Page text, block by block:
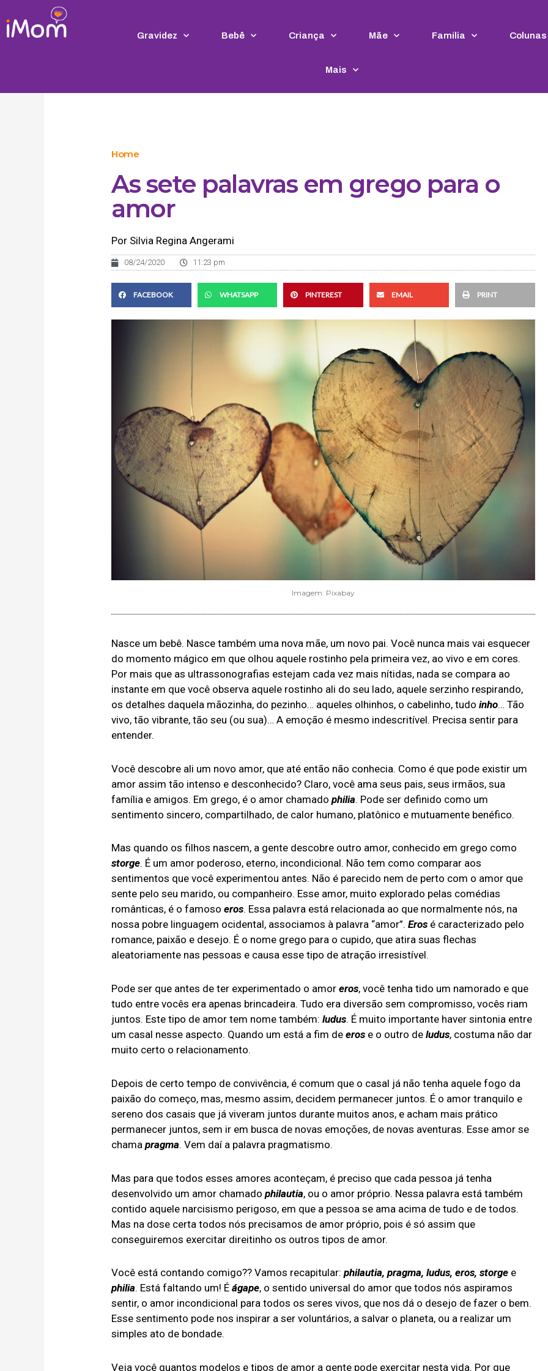
para
Gravidez Bebê Criança Mãe Família Colunas
Mais
Home
As sete palavras em grego para o
amor
Por Silvia Regina Angerami
08/24/2020 11:23 pm
FACEBOOK WHATSAPP PINTEREST EMAIL PRINT
Imagem: Pixabay
Nasce um bebê. Nasce também uma nova mãe, um novo pai. Você nunca mais vai esquecer
do momento mágico em que olhou aquele rostinho pela primeira vez, ao vivo e em cores.
Por mais que as ultrassonografias estejam cada vez mais nítidas, nada se compara ao
instante em que você observa aquele rostinho ali do seu lado, aquele serzinho respirando,
os detalhes daquela mãozinha, do pezinho… aqueles olhinhos, o cabelinho, tudoinho… Tão
vivo, tão vibrante, tão seu (ou sua)… A emoção é mesmo indescritível. Precisa sentir para
entender.
Você descobre ali um novo amor, que até então não conhecia. Como é que pode existir um
amor assim tão intenso e desconhecido? Claro, você ama seus pais, seus irmãos, sua
família e amigos. Em grego, é o amor chamadophilia. Pode ser definido como um
sentimento sincero, compartilhado, de calor humano, platônico e mutuamente benéfico.
Mas quando os filhos nascem, a gente descobre outro amor, conhecido em grego como
storge. É um amor poderoso, eterno, incondicional. Não tem como comparar aos
sentimentos que você experimentou antes. Não é parecido nem de perto com o amor que
sente pelo seu marido, ou companheiro. Esse amor, muito explorado pelas comédias
românticas, é o famosoeros. Essa palavra está relacionada ao que normalmente nós, na
nossa pobre linguagem ocidental, associamos à palavra “amor”.Eros é caracterizado pelo
romance, paixão e desejo. É o nome grego para o cupido, que atira suas flechas
aleatoriamente nas pessoas e causa esse tipo de atração irresistível.
Pode ser que antes de ter experimentado o amoreros, você tenha tido um namorado e que
tudo entre vocês era apenas brincadeira. Tudo era diversão sem compromisso, vocês riam
juntos. Este tipo de amor tem nome também:ludus. É muito importante haver sintonia entre
um casal nesse aspecto. Quando um está a fim deeros e o outro deludus, costuma não dar
muito certo o relacionamento.
Depois de certo tempo de convivência, é comum que o casal já não tenha aquele fogo da
paixão do começo, mas, mesmo assim, decidem permanecer juntos. É o amor tranquilo e
sereno dos casais que já viveram juntos durante muitos anos, e acham mais prático
permanecer juntos, sem ir em busca de novas emoções, de novas aventuras. Esse amor se
chamapragma. Vem daí a palavra pragmatismo.
Mas para que todos esses amores aconteçam, é preciso que cada pessoa já tenha
desenvolvido um amor chamadophilautia, ou o amor próprio. Nessa palavra está também
contido aquele narcisismo perigoso, em que a pessoa se ama acima de tudo e de todos.
Mas na dose certa todos nós precisamos de amor próprio, pois é só assim que
conseguiremos exercitar direitinho os outros tipos de amor.
Você está contando comigo?? Vamos recapitular:philautia, pragma, ludus, eros, storge e
philia. Está faltando um! Éágape, o sentido universal do amor que todos nós aspiramos
sentir, o amor incondicional para todos os seres vivos, que nos dá o desejo de fazer o bem.
Esse sentimento pode nos inspirar a ser voluntários, a salvar o planeta, ou a realizar um
simples ato de bondade.
Veja você quantos modelos e tipos de amor a gente pode exercitar nesta vida. Por que